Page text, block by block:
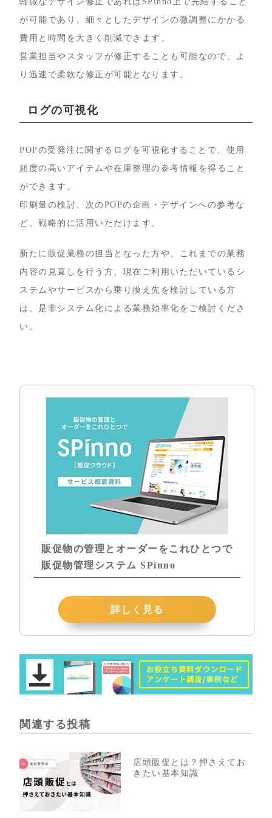
が可能であり、細々としたデザインの微調整にかかる
費用と時間を大きく削減できます。
営業担当やスタッフが修正することも可能なので、よ
り迅速で柔軟な修正が可能となります。
ログの可視化
POPの受発注に関するログを可視化することで、使用
頻度の高いアイテムや在庫整理の参考情報を得ること
ができます。
印刷量の検討、次のPOPの企画・デザインへの参考な
ど、戦略的に活用いただけます。
新たに販促業務の担当となった方や、これまでの業務
内容の見直しを行う方、現在ご利用いただいているシ
ステムやサービスから乗り換え先を検討している方
は、是非システム化による業務効率化をご検討くださ
い。
販促物の管理とオーダーをこれひとつで
販促物管理システム SPinno
詳しく見る
関連する投稿
店頭販促とは？押さえてお
きたい基本知識